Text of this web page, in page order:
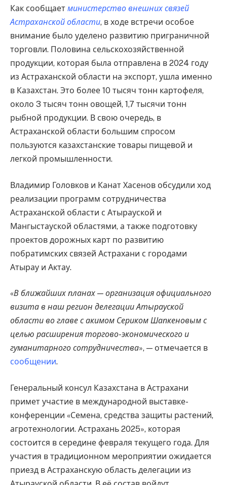
Как сообщает министерство внешних связей
Астраханской области, в ходе встречи особое
внимание было уделено развитию приграничной
торговли. Половина сельскохозяйственной
продукции, которая была отправлена в 2024 году
из Астраханской области на экспорт, ушла именно
в Казахстан. Это более 10 тысяч тонн картофеля,
около 3 тысяч тонн овощей, 1,7 тысячи тонн
рыбной продукции. В свою очередь, в
Астраханской области большим спросом
пользуются казахстанские товары пищевой и
легкой промышленности.
Владимир Головков и Канат Хасенов обсудили ход
реализации программ сотрудничества
Астраханской области с Атырауской и
Мангыстауской областями, а также подготовку
проектов дорожных карт по развитию
побратимских связей Астрахани с городами
Атырау и Актау.
«В ближайших планах — организация официального
визита в наш регион делегации Атырауской
области во главе с акимом Сериком Шапкеновым с
целью расширения торгово-экономического и
гуманитарного сотрудничества», — отмечается в
сообщении.
Генеральный консул Казахстана в Астрахани
примет участие в международной выставке-
конференции «Семена, средства защиты растений,
агротехнологии. Астрахань 2025», которая
состоится в середине февраля текущего года. Для
участия в традиционном мероприятии ожидается
приезд в Астраханскую область делегации из